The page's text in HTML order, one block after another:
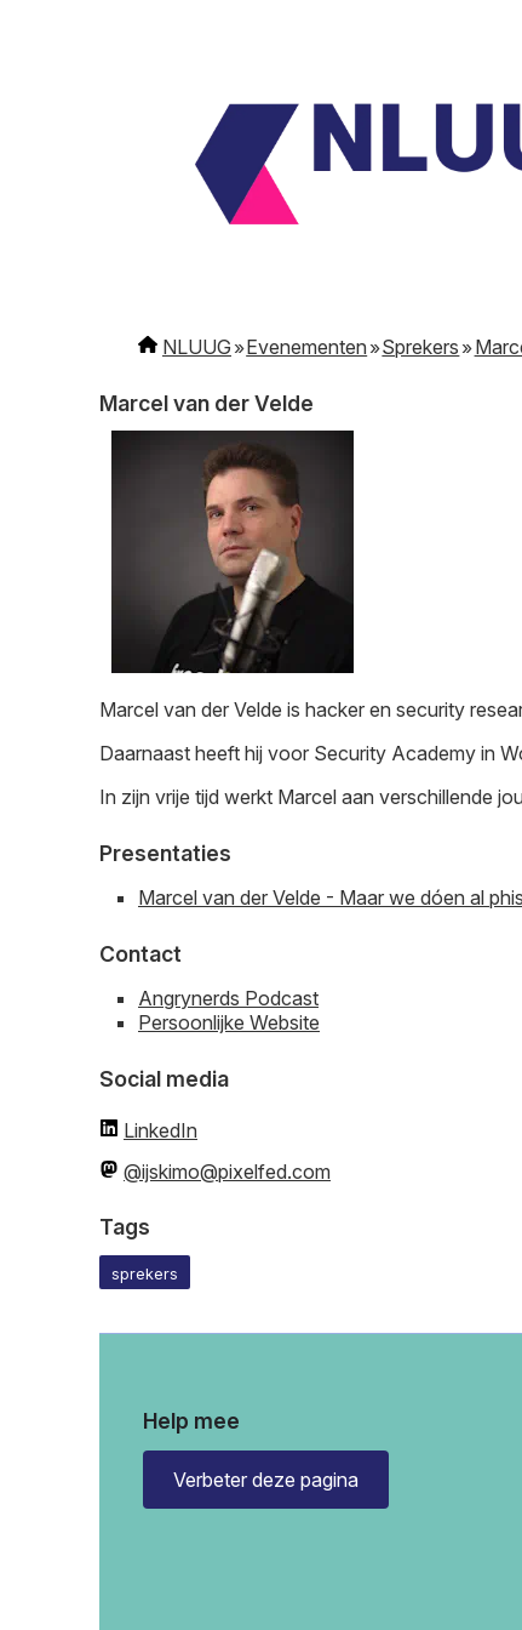
NLUUG Evenementen Sprekers
Marcel van der Velde
Marcel van der Velde is hacker en security
Daarnaast heeft hij voor Security Academy in
In zijn vrije tijd werkt Marcel aan verschillende
Presentaties
Marcel van der Velde - Maar we dóen al
Contact
Angrynerds Podcast
Persoonlijke Website
Social media
LinkedIn
@ijskimo@pixelfed.com
Tags
sprekers
Help mee
Verbeter deze pagina